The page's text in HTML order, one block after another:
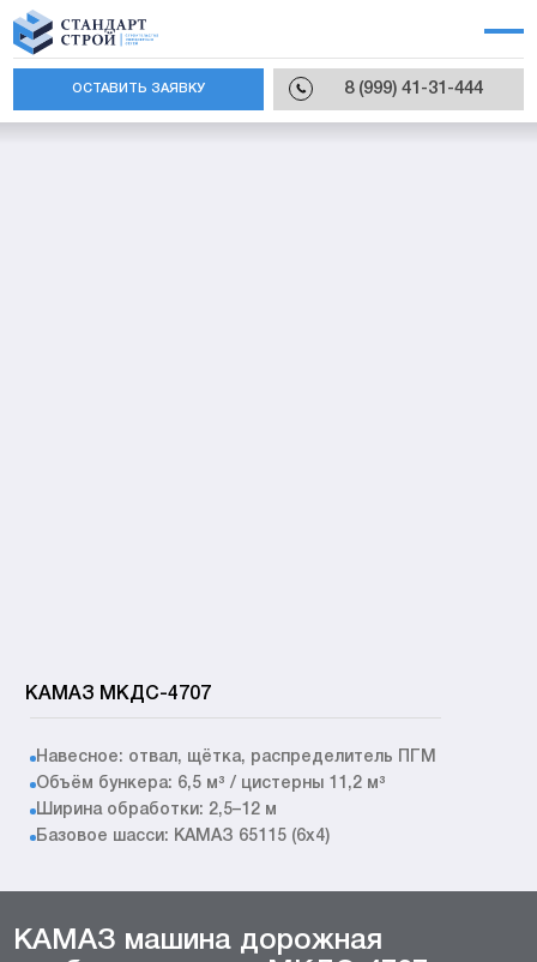
8 (999) 41-31-444
ОСТАВИТЬ ЗАЯВКУ
КАМАЗ МКДС-4707
Навесное: отвал, щётка, распределитель ПГМ
Объём бункера: 6,5 м³ / цистерны 11,2 м³
Ширина обработки: 2,5–12 м
Базовое шасси: КАМАЗ 65115 (6x4)
КАМАЗ машина дорожная